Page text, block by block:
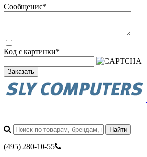
Сообщение*
Код с картинки*
Заказать
(495) 280-10-55